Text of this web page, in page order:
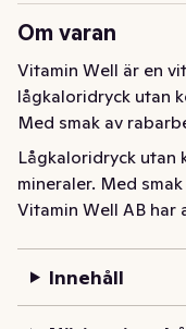
Om varan
Vitamin Well är en
lågkaloridryck utan
Med smak av
Lågkaloridryck utan
mineraler. Med
Vitamin Well AB
Innehåll